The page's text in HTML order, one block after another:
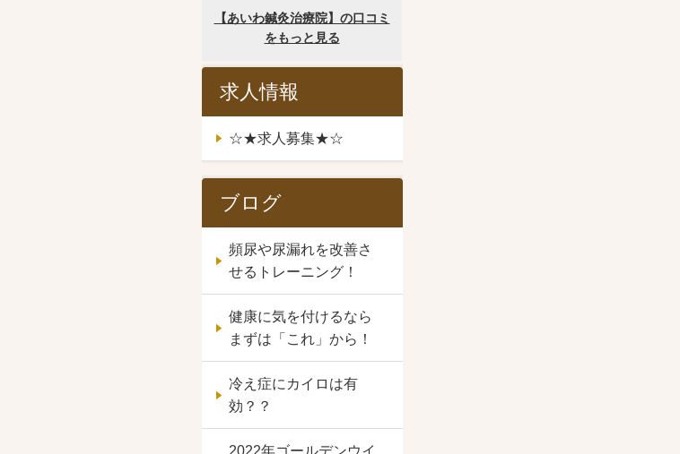
求人情報
☆★求人募集★☆
ブログ
頻尿や尿漏れを改善さ
せるトレーニング！
健康に気を付けるなら
まずは「これ」から！
冷え症にカイロは有
効？？
2022年ゴールデンウイ